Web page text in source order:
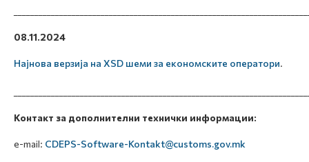
08.11.2024
Најнова верзија на XSD шеми за економските оператори.
Контакт за дополнителни технички информации:
e-mail: CDEPS-Software-Kontakt@customs.gov.mk